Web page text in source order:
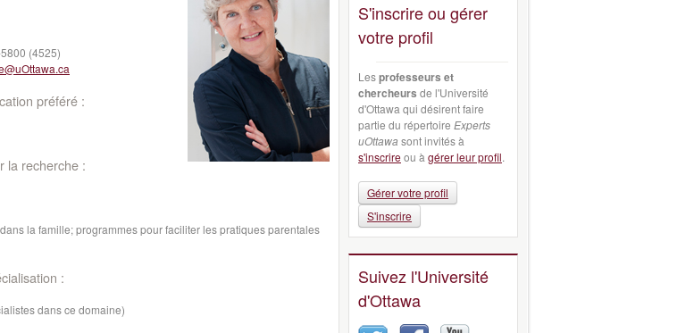
(4525)
préféré :
la recherche :
la famille; programmes pour faciliter les pratiques parentales
:
dans ce domaine)
S'inscrire ou gérer
votre profil
Lesprofesseurs et
chercheurs de l'Université
d'Ottawa qui désirent faire
partie du répertoire Experts
uOttawa sont invités à
s'inscrireou à gérer leur profil.
Gérer votre profil
S'inscrire
Suivez l'Université
d'Ottawa